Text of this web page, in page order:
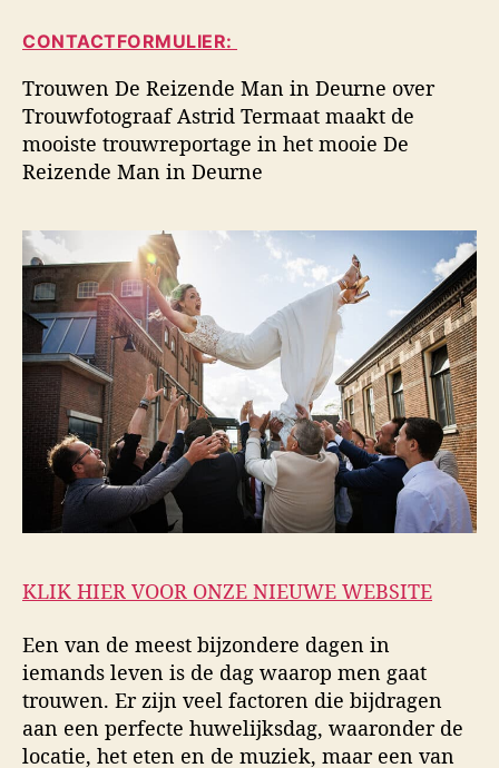
d
s
f
o
t
o
g
a
i
e
u
e
u
r
u
m
CONTACTFORMULIER:
Trouwen De Reizende Man in Deurne over
Trouwfotograaf Astrid Termaat maakt de
mooiste trouwreportage in het mooie De
Reizende Man in Deurne
KLIK HIER VOOR ONZE NIEUWE WEBSITE
Een van de meest bijzondere dagen in
iemands leven is de dag waarop men gaat
trouwen. Er zijn veel factoren die bijdragen
aan een perfecte huwelijksdag, waaronder de
locatie, het eten en de muziek, maar een van